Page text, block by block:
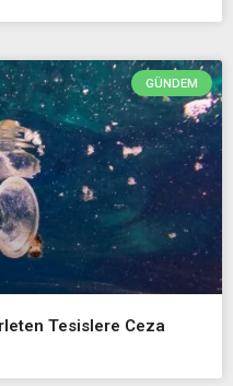
GÜNDEM
Tesislere Ceza